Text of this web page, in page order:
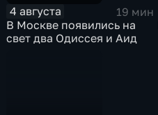
4 августа
19 мин
В Москве появились на
свет два Одиссея и Аид